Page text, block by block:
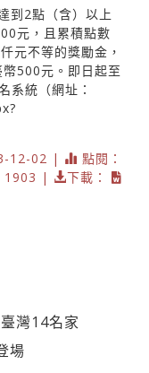
到2點（含）以上
元，且累積點數
元不等的獎勵金，
500元。即日起至
系統（網址：
12-02 |
點閱：
1903 |
下載：
灣14名家
場